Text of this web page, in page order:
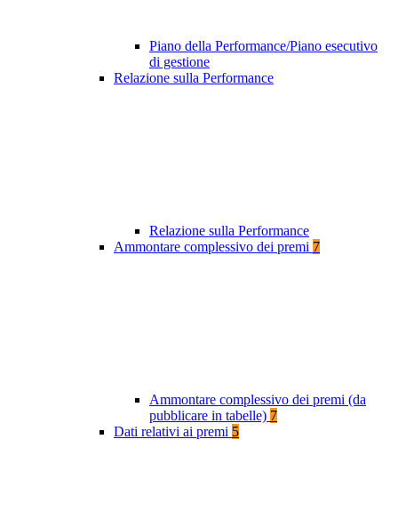
Piano della Performance/Piano esecutivo
di gestione
Relazione sulla Performance
Relazione sulla Performance
Ammontare complessivo dei premi 7
Ammontare complessivo dei premi (da
pubblicare in tabelle) 7
Dati relativi ai premi 5